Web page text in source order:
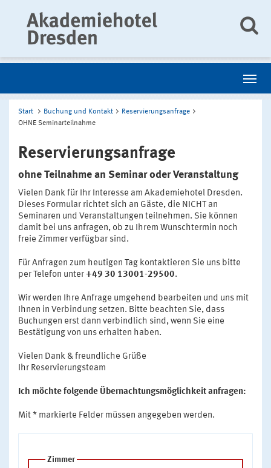
Start Buchung und Kontakt
Reservierungsanfrage
OHNE Seminarteilnahme
Reservierungsanfrage
ohne Teilnahme an Seminar oder Veranstaltung
Vielen Dank für Ihr Interesse am Akademiehotel Dresden.
Dieses Formular richtet sich an Gäste, die NICHT an
Seminaren und Veranstaltungen teilnehmen. Sie können
damit bei uns anfragen, ob zu Ihrem Wunschtermin noch
freie Zimmer verfügbar sind.
Für Anfragen zum heutigen Tag kontaktieren Sie uns bitte
per Telefon unter +49 30 13001-29500.
Wir werden Ihre Anfrage umgehend bearbeiten und uns mit
Ihnen in Verbindung setzen. Bitte beachten Sie, dass
Buchungen erst dann verbindlich sind, wenn Sie eine
Bestätigung von uns erhalten haben.
Vielen Dank & freundliche Grüße
Ihr Reservierungsteam
Ich möchte folgende Übernachtungsmöglichkeit anfragen:
Mit * markierte Felder müssen angegeben werden.
Zimmer